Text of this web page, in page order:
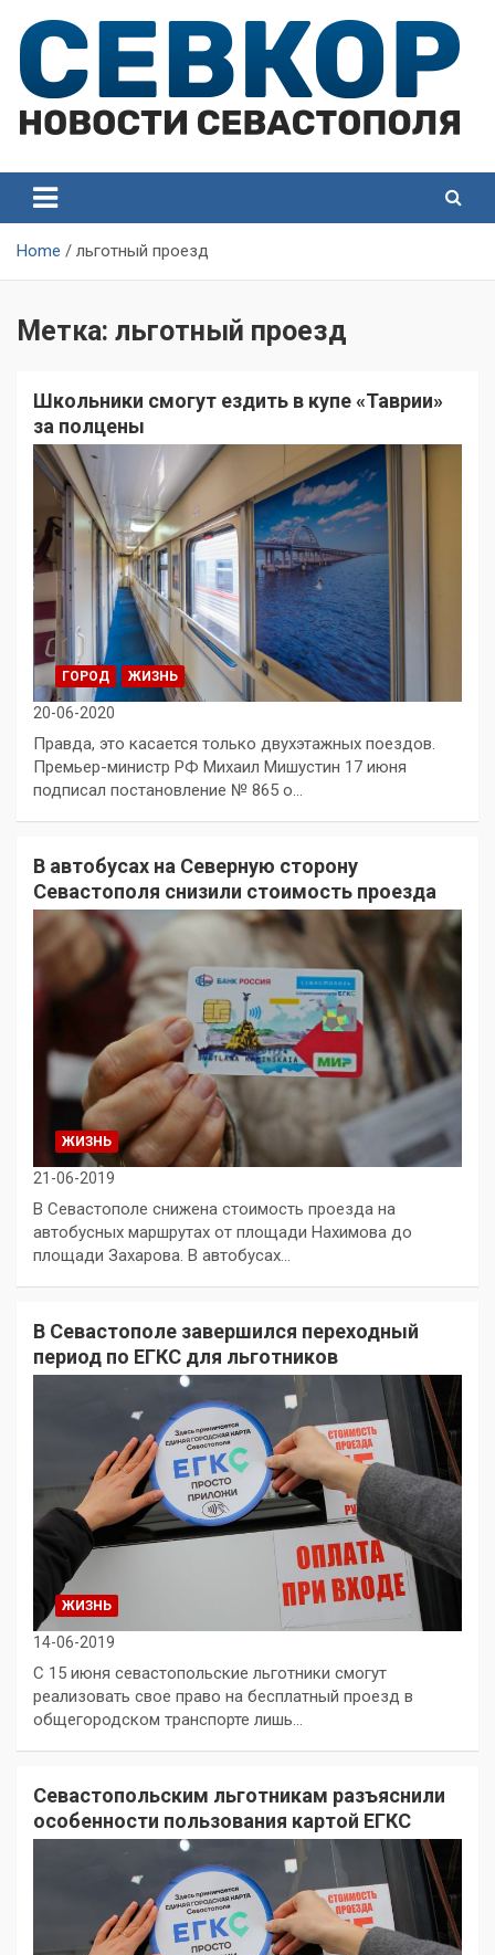
content
Севастополя
Севастополя
Home льготный проезд
Метка: льготный проезд
Школьники смогут ездить в купе «Таврии»
за полцены
ГОРОД ЖИЗНЬ
20-06-2020
Правда, это касается только двухэтажных поездов.
Премьер-министр РФ Михаил Мишустин 17 июня
подписал постановление № 865 о…
В автобусах на Северную сторону
Севастополя снизили стоимость проезда
ЖИЗНЬ
21-06-2019
В Севастополе снижена стоимость проезда на
автобусных маршрутах от площади Нахимова до
площади Захарова. В автобусах…
В Севастополе завершился переходный
период по ЕГКС для льготников
ЖИЗНЬ
14-06-2019
С 15 июня севастопольские льготники смогут
реализовать свое право на бесплатный проезд в
общегородском транспорте лишь…
Севастопольским льготникам разъяснили
особенности пользования картой ЕГКС